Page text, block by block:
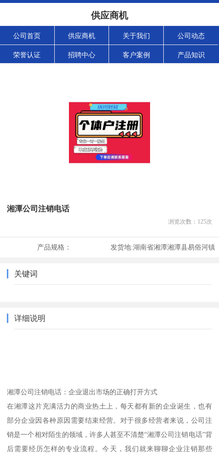
供应商机
公司首页 供应商机 关于我们 公司动态
荣誉认证 招聘中心 客户案例 产品知识
湘潭公司注销电话
浏览次数： 125次
产品规格： 发货地:湖南省湘潭湘潭县易俗河镇
关键词
详细说明
湘潭公司注销电话：企业退出市场的正确打开方式
在湘潭这片充满活力的商业热土上，每天都有新的企业诞生，也有
部分企业因各种原因需要结束经营。对于很多经营者来说，公司注
销是一个相对陌生的领域，许多人甚至不清楚“湘潭公司注销电话”背
后需要经历怎样的专业流程。今天，我们就来聊聊企业注销那些